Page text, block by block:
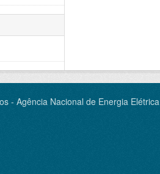
- Agência Nacional de Energia Elétrica